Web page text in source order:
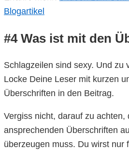
Blogartikel
#4 Was ist mit den
Schlagzeilen sind sexy. Und zu
Locke Deine Leser mit kurzen
Überschriften in den Beitrag.
Vergiss nicht, darauf zu achten,
ansprechenden Überschriften
überzeugen muss. Du wirst nur